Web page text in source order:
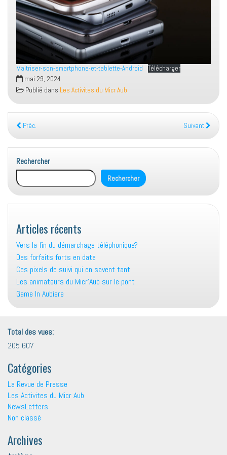
Maitriser-son-smartphone-et-tablette-Android
Télécharger
mai 29, 2024
Publié dans Les Activites du Micr Aub
Préc. Suivant
Rechercher
Rechercher
Articles récents
Vers la fin du démarchage téléphonique?
Des forfaits forts en data
Ces pixels de suivi qui en savent tant
Les animateurs du Micr’Aub sur le pont
Game In Aubiere
Total des vues:
205 607
Catégories
La Revue de Presse
Les Activites du Micr Aub
NewsLetters
Non classé
Archives